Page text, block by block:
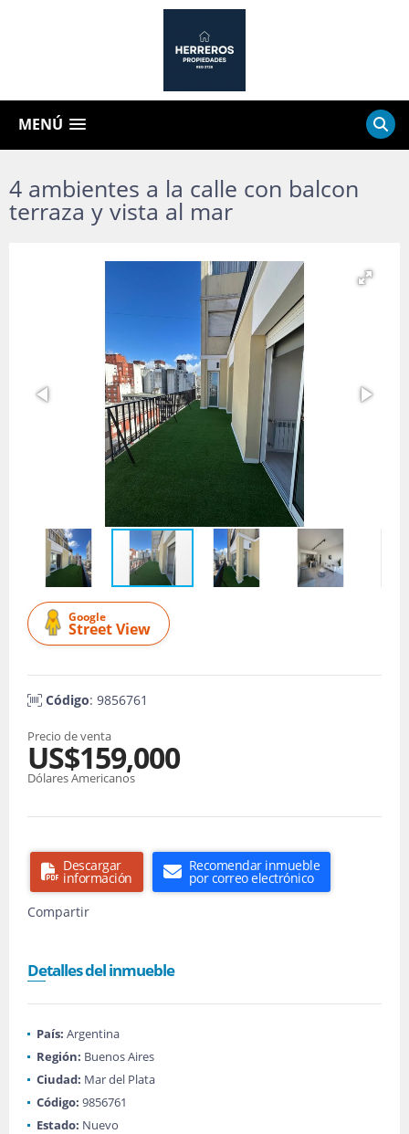
MENÚ
4 ambientes a la calle con balcon
terraza y vista al mar
Google
Street View
Código: 9856761
Precio de venta
US$159,000
Dólares Americanos
Descargar
información
Recomendar inmueble
por correo electrónico
Compartir
Detalles del inmueble
País: Argentina
Región: Buenos Aires
Ciudad: Mar del Plata
Código: 9856761
Estado: Nuevo